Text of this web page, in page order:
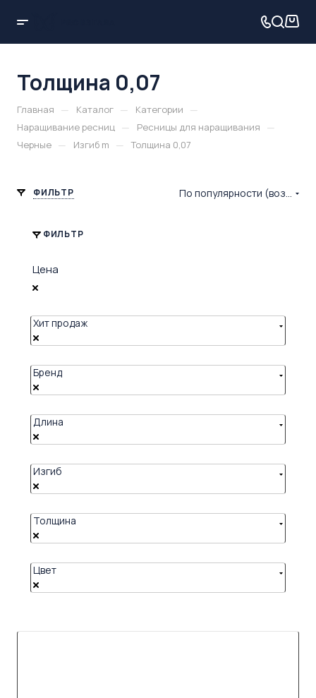
Толщина 0,07
Главная — Каталог — Категории —
Наращивание ресниц — Ресницы для наращивания —
Черные — Изгиб m — Толщина 0,07
ФИЛЬТР По популярности (возрастание)
ФИЛЬТР
Цена
Хит продаж
Бренд
Длина
Изгиб
Толщина
Цвет